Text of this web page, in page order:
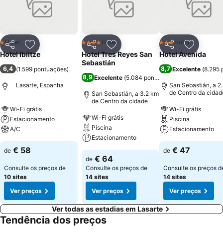
PartilharAdicionar aos favoritos
1 Estrelas
Hotel
Hotel Ibiltze
6,4 (1.599 pontuações)
Lasarte, Espanha
Wi-Fi grátis
Estacionamento
A/C
de € 58
Consulte os preços de
10 sites
Ver preços
PartilharAdicionar aos favoritos
4 EstrelasHotel
Hotel Tres Reyes San
Sebastián
8,9Excelente (5.084 pontuações
San Sebastián, a 3.2 km
de Centro da cidade
Wi-Fi grátis
Piscina
Estacionamento
de € 64
Consulte os preços de
14 sites
Ver preços
Partilhar
3 Estrelas
Hotel
Hotel Avenida
8,7 Excelente (8.295
San Sebastián, a
de Centro da
Wi-Fi grátis
Piscina
Estacionamento
de € 47
Consulte os preços
14 sites
Ver preços
Ver todas as estadias em Lasarte
Tendência dos preços